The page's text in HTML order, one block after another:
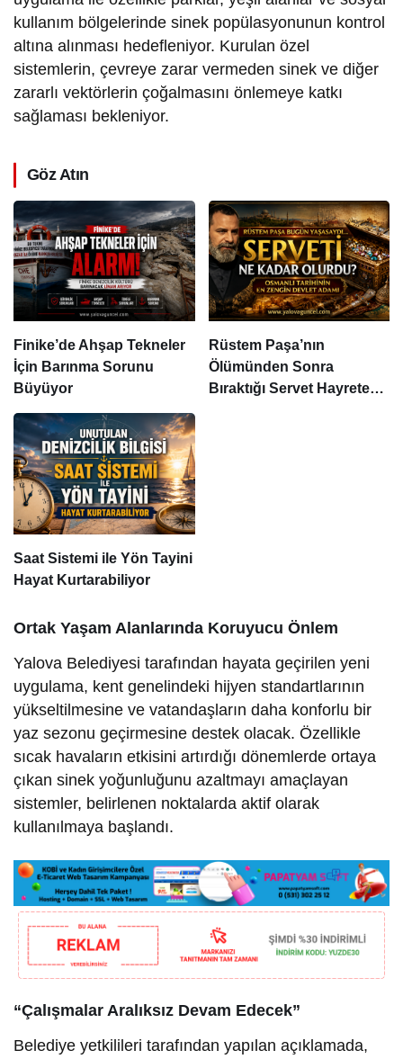
kullanım bölgelerinde sinek popülasyonunun kontrol
altına alınması hedefleniyor. Kurulan özel
sistemlerin, çevreye zarar vermeden sinek ve diğer
zararlı vektörlerin çoğalmasını önlemeye katkı
sağlaması bekleniyor.
Göz Atın
Finike’de Ahşap Tekneler
İçin Barınma Sorunu
Büyüyor
Rüstem Paşa’nın
Ölümünden Sonra
Bıraktığı Servet Hayrete
Saat Sistemi ile Yön Tayini
Hayat Kurtarabiliyor
Ortak Yaşam Alanlarında Koruyucu Önlem
Yalova Belediyesi tarafından hayata geçirilen yeni
uygulama, kent genelindeki hijyen standartlarının
yükseltilmesine ve vatandaşların daha konforlu bir
yaz sezonu geçirmesine destek olacak. Özellikle
sıcak havaların etkisini artırdığı dönemlerde ortaya
çıkan sinek yoğunluğunu azaltmayı amaçlayan
sistemler, belirlenen noktalarda aktif olarak
kullanılmaya başlandı.
“Çalışmalar Aralıksız Devam Edecek”
Belediye yetkilileri tarafından yapılan açıklamada,